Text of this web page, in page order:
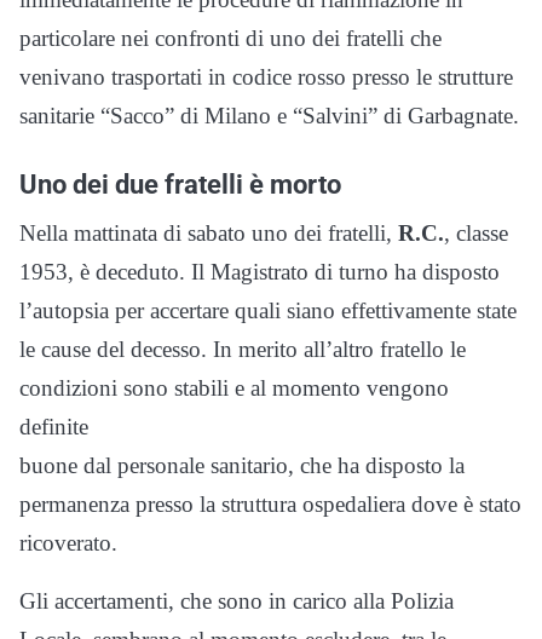
particolare nei confronti di uno dei fratelli che
venivano trasportati in codice rosso presso le strutture
sanitarie “Sacco” di Milano e “Salvini” di Garbagnate.
Uno dei due fratelli è morto
Nella mattinata di sabato uno dei fratelli, R.C., classe
1953, è deceduto. Il Magistrato di turno ha disposto
l’autopsia per accertare quali siano effettivamente state
le cause del decesso. In merito all’altro fratello le
condizioni sono stabili e al momento vengono
definite
buone dal personale sanitario, che ha disposto la
permanenza presso la struttura ospedaliera dove è stato
ricoverato.
Gli accertamenti, che sono in carico alla Polizia